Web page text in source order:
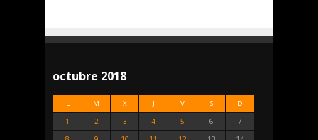
octubre 2018
L M X J V S D
1 2 3 4 5 6
7